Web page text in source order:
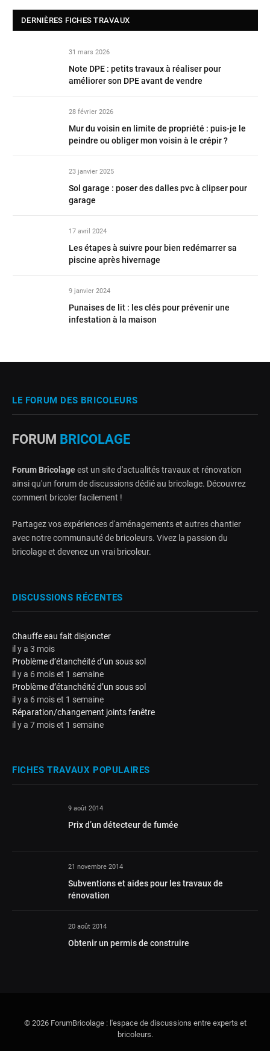
DERNIÈRES FICHES TRAVAUX
31 mars 2026
Note DPE : petits travaux à réaliser pour
améliorer son DPE avant de vendre
28 février 2026
Mur du voisin en limite de propriété : puis-je le
peindre ou obliger mon voisin à le crépir ?
23 janvier 2025
Sol garage : poser des dalles pvc à clipser pour
garage
17 avril 2024
Les étapes à suivre pour bien redémarrer sa
piscine après hivernage
9 janvier 2024
Punaises de lit : les clés pour prévenir une
infestation à la maison
LE FORUM DES BRICOLEURS
FORUM BRICOLAGE
Forum Bricolageest un site d'actualités travaux et rénovation
ainsi qu'un forum de discussions dédié au bricolage. Découvrez
comment bricoler facilement !
Partagez vos expériences d'aménagements et autres chantier
avec notre communauté de bricoleurs. Vivez la passion du
bricolage et devenez un vrai bricoleur.
DISCUSSIONS RÉCENTES
Chauffe eau fait disjoncter
il y a 3 mois
Problème d’étanchéité d’un sous sol
il y a 6 mois et 1 semaine
Problème d’étanchéité d’un sous sol
il y a 6 mois et 1 semaine
Réparation/changement joints fenêtre
il y a 7 mois et 1 semaine
FICHES TRAVAUX POPULAIRES
9 août 2014
Prix d’un détecteur de fumée
21 novembre 2014
Subventions et aides pour les travaux de
rénovation
20 août 2014
Obtenir un permis de construire
© 2026 ForumBricolage : l'espace de discussions entre experts et
bricoleurs.